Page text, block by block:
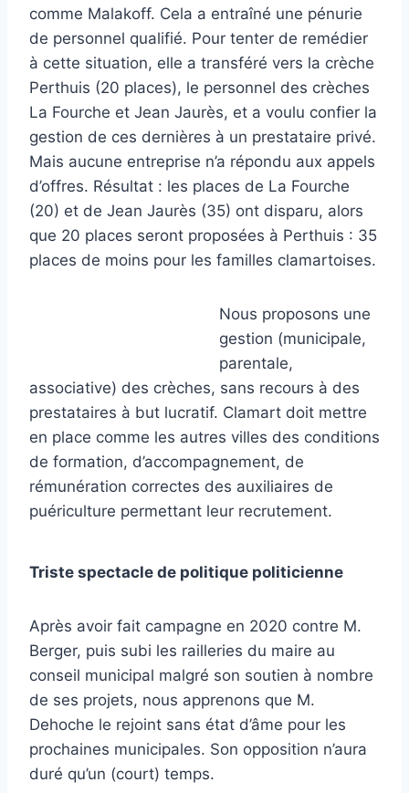
comme Malakoff. Cela a entraîné une pénurie
de personnel qualifié. Pour tenter de remédier
à cette situation, elle a transféré vers la crèche
Perthuis (20 places), le personnel des crèches
La Fourche et Jean Jaurès, et a voulu confier la
gestion de ces dernières à un prestataire privé.
Mais aucune entreprise n’a répondu aux appels
d’offres. Résultat : les places de La Fourche
(20) et de Jean Jaurès (35) ont disparu, alors
que 20 places seront proposées à Perthuis : 35
places de moins pour les familles clamartoises.
Nous proposons une
gestion (municipale,
parentale,
associative) des crèches, sans recours à des
prestataires à but lucratif. Clamart doit mettre
en place comme les autres villes des conditions
de formation, d’accompagnement, de
rémunération correctes des auxiliaires de
puériculture permettant leur recrutement.
Triste spectacle de politique politicienne
Après avoir fait campagne en 2020 contre M.
Berger, puis subi les railleries du maire au
conseil municipal malgré son soutien à nombre
de ses projets, nous apprenons que M.
Dehoche le rejoint sans état d’âme pour les
prochaines municipales. Son opposition n’aura
duré qu’un (court) temps.